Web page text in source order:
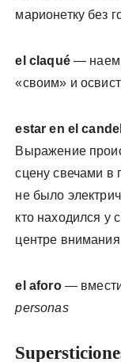
марионетку без
el claqué—
«своим» и
estar en el
Выражение
сцену свечами в
не было
кто находился у
центре
el aforo—
personas